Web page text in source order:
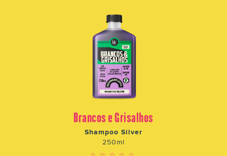
Brancos e Grisalhos
Shampoo Silver
250ml